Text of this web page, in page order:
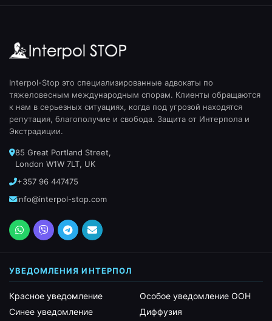
Interpol-Stop это специализированные адвокаты по
тяжеловесным международным спорам. Клиенты обращаются
к нам в серьезных ситуациях, когда под угрозой находятся
репутация, благополучие и свобода. Защита от Интерпола и
Экстрадиции.
85 Great Portland Street,
London W1W 7LT, UK
+357 96 447475
info@interpol-stop.com
УВЕДОМЛЕНИЯ ИНТЕРПОЛ
Красное уведомление
Синее уведомление
Особое уведомление ООН
Диффузия